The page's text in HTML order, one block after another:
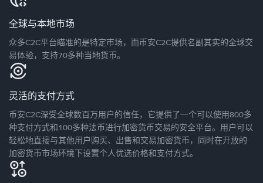
全球与本地市场
众多C2C平台瞄准的是特定市场，而币安C2C提供名副其实的全球交
易体验，支持70多种当地货币。
灵活的支付方式
币安C2C深受全球数百万用户的信任，它提供了一个可以使用800多
种支付方式和100多种法币进行加密货币交易的安全平台。用户可以
轻松地直接与其他用户购买、出售和交易加密货币，同时在开放的
加密货币市场环境下设置个人优选价格和支付方式。